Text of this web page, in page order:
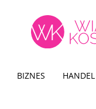
BIZNES HANDEL